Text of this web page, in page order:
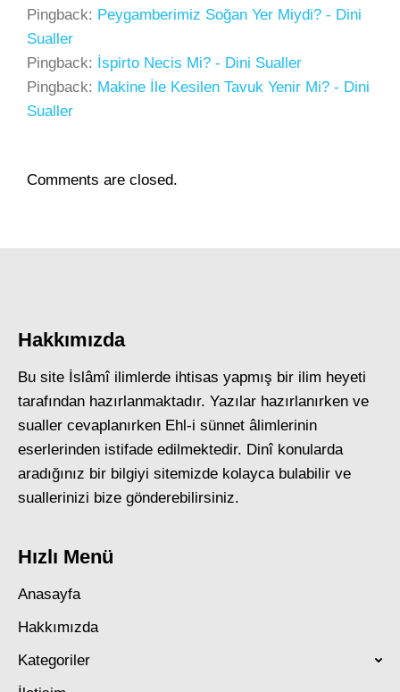
Pingback: Peygamberimiz Soğan Yer Miydi? - Dini
Sualler
Pingback: İspirto Necis Mi? - Dini Sualler
Pingback: Makine İle Kesilen Tavuk Yenir Mi? - Dini
Sualler
Comments are closed.
Hakkımızda
Bu site İslâmî ilimlerde ihtisas yapmış bir ilim heyeti
tarafından hazırlanmaktadır. Yazılar hazırlanırken ve
sualler cevaplanırken Ehl-i sünnet âlimlerinin
eserlerinden istifade edilmektedir. Dinî konularda
aradığınız bir bilgiyi sitemizde kolayca bulabilir ve
suallerinizi bize gönderebilirsiniz.
Hızlı Menü
Anasayfa
Hakkımızda
Kategoriler